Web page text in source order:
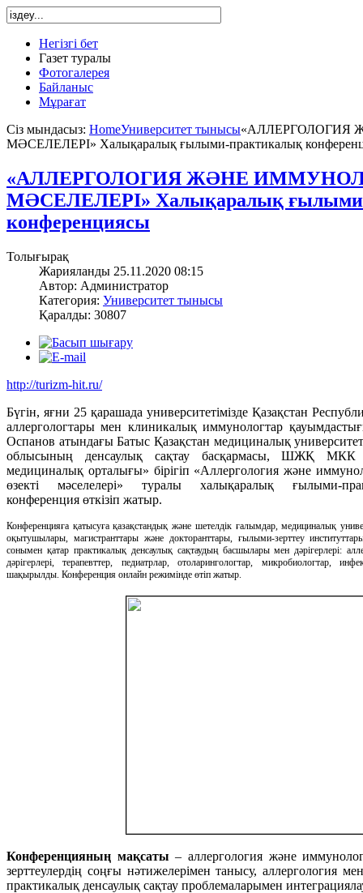
Негізгі бет
Газет туралы
Фотогалерея
Байланыс
Мұрағат
Сіз мындасыз: HomeУниверситет тынысы«АЛЛЕРГОЛОГИЯ
МӘСЕЛЕЛЕРІ» Халықаралық ғылыми-практикалық
«АЛЛЕРГОЛОГИЯ ЖӘНЕ
МӘСЕЛЕЛЕРІ» Халықаралық
конференциясы
Толығырақ
Жарияланды 25.11.2020 08:15
Автор: Администратор
Категория: Университет тынысы
Қаралды: 30807
http://turizm-hit.ru/
Бүгін, яғни 25 қарашада университетімізде Қазақстан
аллергологтары мен клиникалық иммунологтар
Оспанов атындағы Батыс Қазақстан медициналық
облысының денсаулық сақтау басқармасы, ШЖҚ МКК
медициналық орталығы» бірігіп «Аллергология және
өзекті мәселелері» туралы халықаралық ғылыми-
конференция өткізіп жатыр.
Конференцияға қатысуға қазақстандық және шетелдік ғалымдар, медициналық
оқытушылары, магистранттары және докторанттары, ғылыми-зерттеу
сонымен қатар практикалық денсаулық сақтаудың басшылары мен дәрігерлері:
дәрігерлері, терапевттер, педиатрлар, отоларингологтар, микробиологтар,
шақырылды. Конференция онлайн режимінде өтіп жатыр.
Конференцияның мақсаты – аллергология және
зерттеулердің соңғы нәтижелерімен танысу, аллергология
практикалық денсаулық сақтау проблемаларымен